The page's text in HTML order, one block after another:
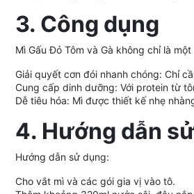
3. Công dụng
Mì Gấu Đỏ Tôm và Gà không chỉ là
Giải quyết cơn đói nhanh chóng: Chỉ
Cung cấp dinh dưỡng: Với protein từ
Dễ tiêu hóa: Mì được thiết kế nhẹ
4. Hướng dẫn
Hướng dẫn sử dụng:
Cho vắt mì và các gói gia vị vào tô.